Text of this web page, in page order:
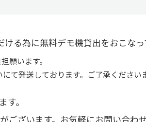
る為に無料デモ機貸出をおこな
願います。
て発送しております。ご了承ください
。
ございます。お気軽にお問い合わ